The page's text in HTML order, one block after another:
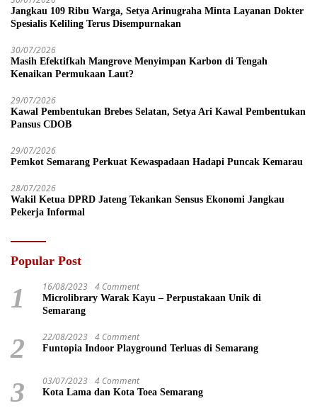
Jangkau 109 Ribu Warga, Setya Arinugraha Minta Layanan Dokter
Spesialis Keliling Terus Disempurnakan
30/07/2026
Masih Efektifkah Mangrove Menyimpan Karbon di Tengah
Kenaikan Permukaan Laut?
29/07/2026
Kawal Pembentukan Brebes Selatan, Setya Ari Kawal Pembentukan
Pansus CDOB
29/07/2026
Pemkot Semarang Perkuat Kewaspadaan Hadapi Puncak Kemarau
28/07/2026
Wakil Ketua DPRD Jateng Tekankan Sensus Ekonomi Jangkau
Pekerja Informal
Popular Post
1 16/08/2023 4 Comment
Microlibrary Warak Kayu – Perpustakaan Unik di
Semarang
2 22/08/2023 4 Comment
Funtopia Indoor Playground Terluas di Semarang
3 03/07/2023 4 Comment
Kota Lama dan Kota Toea Semarang